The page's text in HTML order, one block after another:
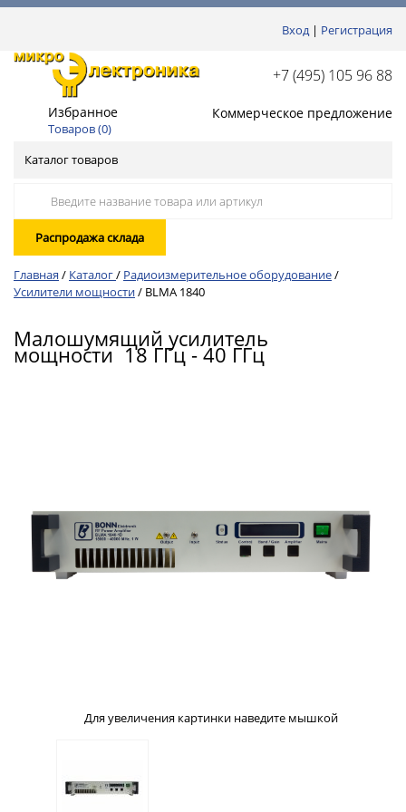
Вход| Регистрация
+7 (495) 105 96 88
Избранное
Товаров (0)
Коммерческое предложение
Каталог товаров
Распродажа склада
Главная / Каталог/ Радиоизмерительное оборудование/
Усилители мощности/ BLMA 1840
Малошумящий усилитель
мощности 18 ГГц - 40 ГГц
Для увеличения картинки наведите мышкой